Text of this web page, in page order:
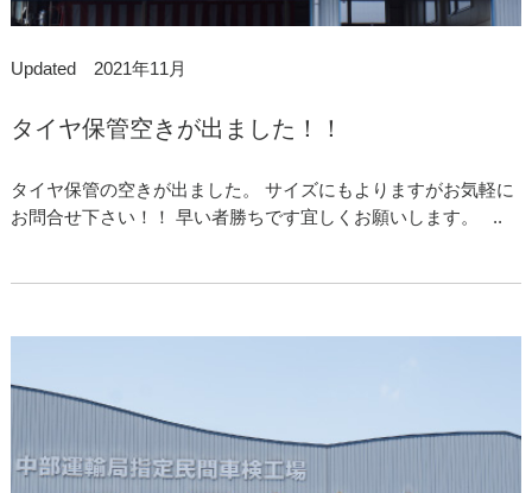
Updated 2021年11月
タイヤ保管空きが出ました！！
タイヤ保管の空きが出ました。 サイズにもよりますがお気軽に
お問合せ下さい！！ 早い者勝ちです宜しくお願いします。 ..